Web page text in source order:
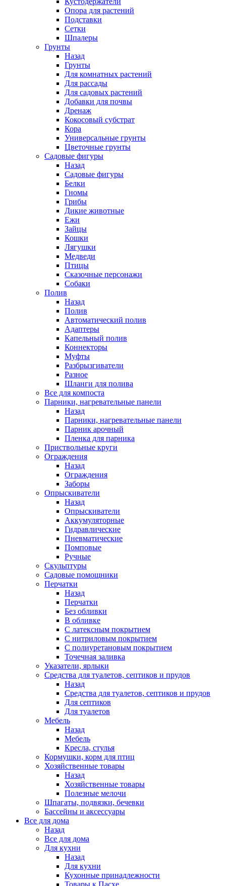
Опора для растений
Подставки
Сетки
Шпалеры
Грунты
Назад
Грунты
Для комнатных растений
Для рассады
Для садовых растений
Добавки для почвы
Дренаж
Кокосовый субстрат
Кора
Универсальные грунты
Цветочные грунты
Садовые фигуры
Назад
Садовые фигуры
Белки
Гномы
Грибы
Дикие животные
Ежи
Зайцы
Кошки
Лягушки
Медведи
Птицы
Сказочные персонажи
Собаки
Полив
Назад
Полив
Автоматический полив
Адаптеры
Капельный полив
Коннекторы
Муфты
Разбрызгиватели
Разное
Шланги для полива
Все для компоста
Парники, нагревательные панели
Назад
Парники, нагревательные панели
Парник арочный
Пленка для парника
Приствольные круги
Ограждения
Назад
Ограждения
Заборы
Опрыскиватели
Назад
Опрыскиватели
Аккумуляторные
Гидравлические
Пневматические
Помповые
Ручные
Скульптуры
Садовые помощники
Перчатки
Назад
Перчатки
Без обливки
В обливке
С латексным покрытием
С нитриловым покрытием
С полиуретановым покрытием
Точечная заливка
Указатели, ярлыки
Средства для туалетов, септиков и прудов
Назад
Средства для туалетов, септиков и прудов
Для септиков
Для туалетов
Мебель
Назад
Мебель
Кресла, стулья
Кормушки, корм для птиц
Хозяйственные товары
Назад
Хозяйственные товары
Полезные мелочи
Шпагаты, подвязки, бечевки
Бассейны и аксессуары
Все для дома
Назад
Все для дома
Для кухни
Назад
Для кухни
Кухонные принадлежности
Товары к Пасхе